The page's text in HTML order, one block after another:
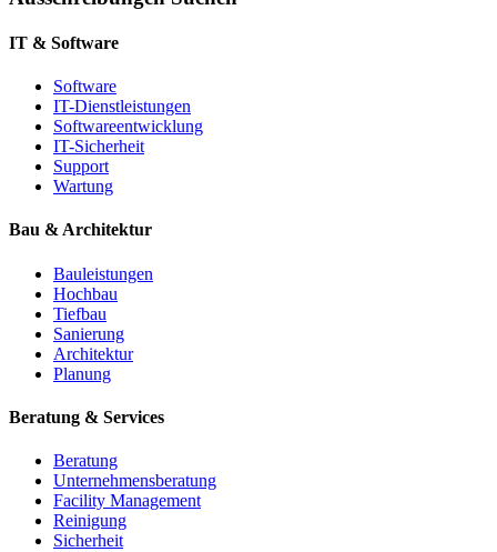
IT & Software
Software
IT-Dienstleistungen
Softwareentwicklung
IT-Sicherheit
Support
Wartung
Bau & Architektur
Bauleistungen
Hochbau
Tiefbau
Sanierung
Architektur
Planung
Beratung & Services
Beratung
Unternehmensberatung
Facility Management
Reinigung
Sicherheit